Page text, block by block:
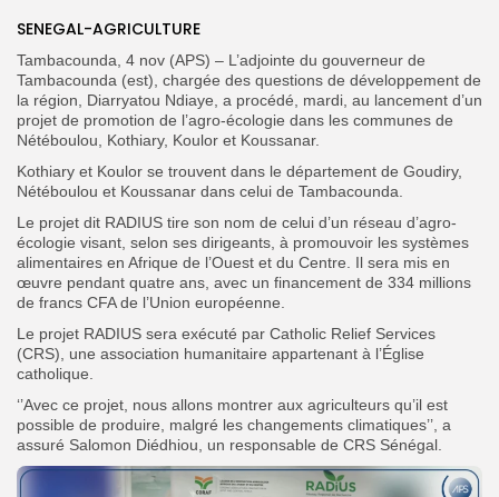
for:
FR
SENEGAL-AGRICULTURE
Tambacounda, 4 nov (APS) – L’adjointe du gouverneur de
Tambacounda (est), chargée des questions de développement de
la région, Diarryatou Ndiaye, a procédé, mardi, au lancement d’un
projet de promotion de l’agro-écologie dans les communes de
Nétéboulou, Kothiary, Koulor et Koussanar.
Kothiary et Koulor se trouvent dans le département de Goudiry,
Nétéboulou et Koussanar dans celui de Tambacounda.
Le projet dit RADIUS tire son nom de celui d’un réseau d’agro-
écologie visant, selon ses dirigeants, à promouvoir les systèmes
alimentaires en Afrique de l’Ouest et du Centre. Il sera mis en
œuvre pendant quatre ans, avec un financement de 334 millions
de francs CFA de l’Union européenne.
Le projet RADIUS sera exécuté par Catholic Relief Services
(CRS), une association humanitaire appartenant à l’Église
catholique.
‘’Avec ce projet, nous allons montrer aux agriculteurs qu’il est
possible de produire, malgré les changements climatiques’’, a
assuré Salomon Diédhiou, un responsable de CRS Sénégal.